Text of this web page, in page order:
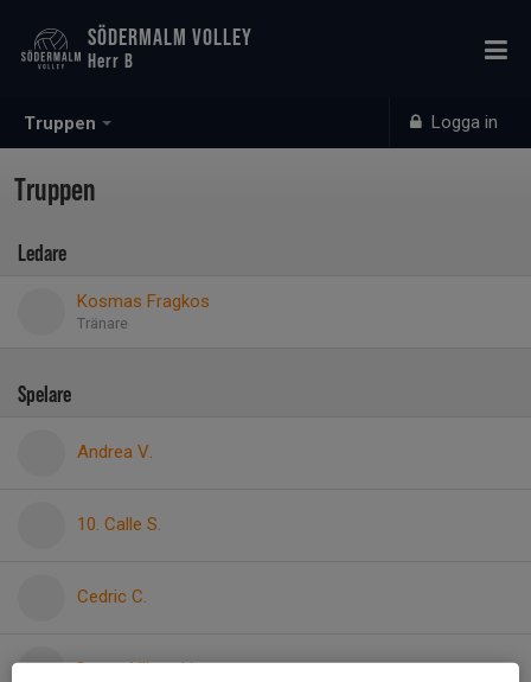
Truppen Logga in
SÖDERMALM VOLLEY
Herr B
Truppen
Ledare
Kosmas Fragkos
Tränare
Spelare
Andrea V.
10. Calle S.
Cedric C.
Dusan Viktor H.